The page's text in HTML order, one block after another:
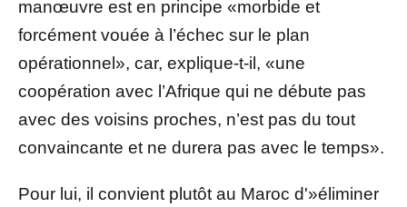
manœuvre est en principe «morbide et
forcément vouée à l’échec sur le plan
opérationnel», car, explique-t-il, «une
coopération avec l’Afrique qui ne débute pas
avec des voisins proches, n’est pas du tout
convaincante et ne durera pas avec le temps».
Pour lui, il convient plutôt au Maroc d'»éliminer